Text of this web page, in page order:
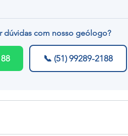
dúvidas com nosso geólogo?
📞 (51) 99289-2188